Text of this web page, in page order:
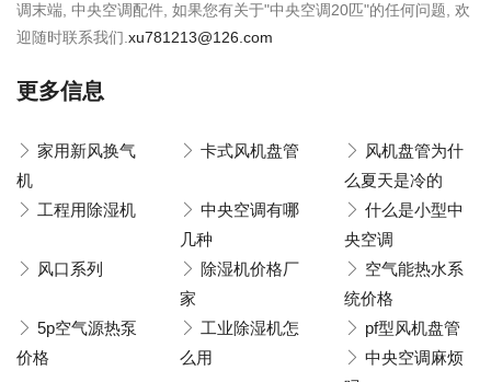
调末端, 中央空调配件, 如果您有关于"中央空调20匹"的任何问题, 欢
迎随时联系我们. xu781213@126.com
更多信息
家用新风换气
机
卡式风机盘管
风机盘管为什
么夏天是冷的
工程用除湿机
中央空调有哪
几种
什么是小型中
央空调
风口系列
除湿机价格厂
家
空气能热水系
统价格
5p空气源热泵
价格
工业除湿机怎
么用
pf型风机盘管
中央空调麻烦